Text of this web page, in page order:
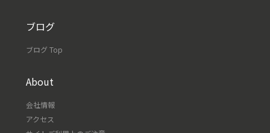
ブログ
ブログ Top
About
会社情報
アクセス